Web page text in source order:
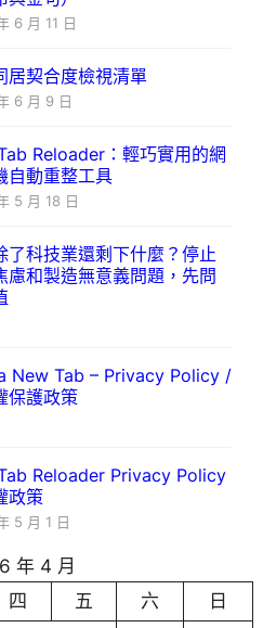
6 月 11 日
居契合度檢視清單
6 月 9 日
Reloader：輕巧實用的網
自動重整工具
5 月 18 日
了科技業還剩下什麼？停止
慮和製造無意義問題，先問
New Tab – Privacy Policy /
保護政策
Reloader Privacy Policy
政策
5 月 1 日
年 4 月
四 五 六
日